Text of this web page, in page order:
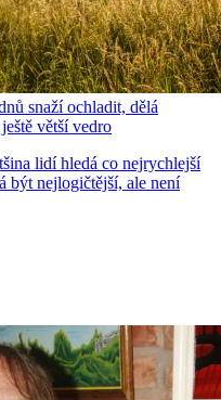
snaží ochladit, dělá
větší vedro
lidí hledá co nejrychlejší
být nejlogičtější, ale není